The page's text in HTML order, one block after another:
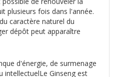
plusieurs fois dans l'année.
caractère naturel du
dépôt peut apparaître
d'énergie, de surmenage
intellectuelLe Ginseng est